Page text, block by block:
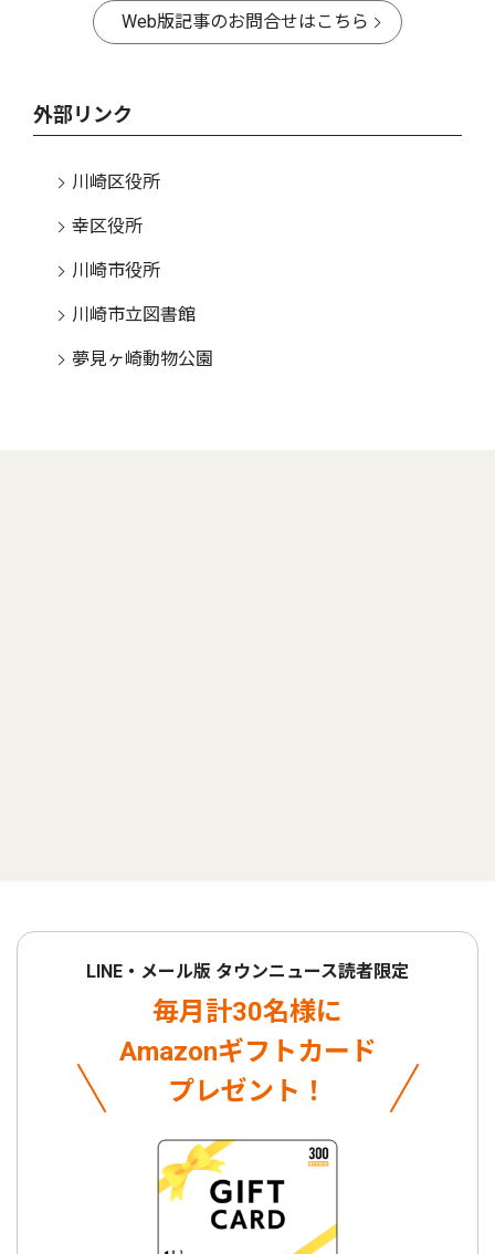
Web版記事のお問合せはこちら
外部リンク
川崎区役所
幸区役所
川崎市役所
川崎市立図書館
夢見ヶ崎動物公園
LINE・メール版 タウンニュース読者限定
毎月計30名様に
Amazonギフトカード
プレゼント！